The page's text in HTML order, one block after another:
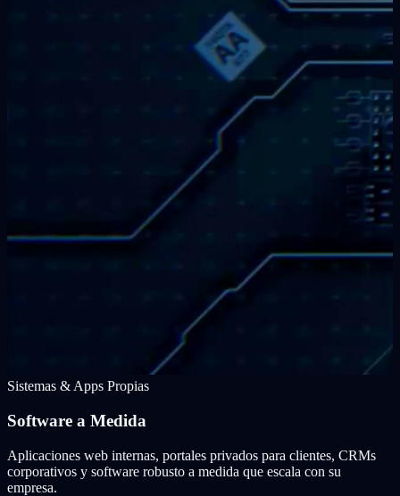
Sistemas & Apps Propias
Software a Medida
Aplicaciones web internas, portales privados para clientes, CRMs
corporativos y software robusto a medida que escala con su
empresa.